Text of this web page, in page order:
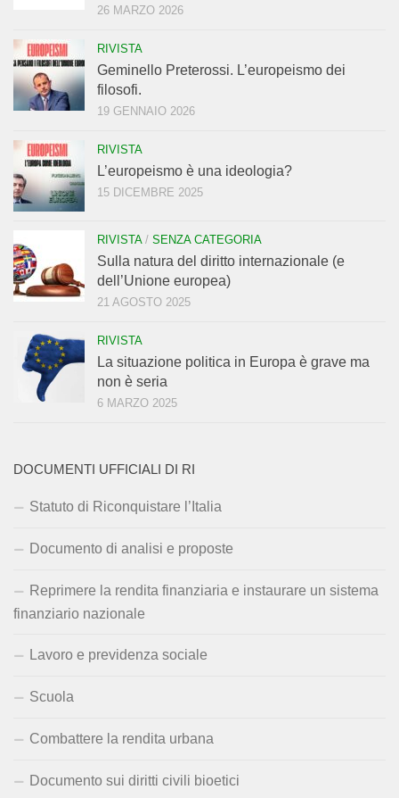
26 MARZO 2026
RIVISTA
Geminello Preterossi. L’europeismo dei
filosofi.
19 GENNAIO 2026
RIVISTA
L’europeismo è una ideologia?
15 DICEMBRE 2025
RIVISTA/ SENZA CATEGORIA
Sulla natura del diritto internazionale (e
dell’Unione europea)
21 AGOSTO 2025
RIVISTA
La situazione politica in Europa è grave ma
non è seria
6 MARZO 2025
DOCUMENTI UFFICIALI DI RI
Statuto di Riconquistare l’Italia
Documento di analisi e proposte
Reprimere la rendita finanziaria e instaurare un sistema
finanziario nazionale
Lavoro e previdenza sociale
Scuola
Combattere la rendita urbana
Documento sui diritti civili bioetici